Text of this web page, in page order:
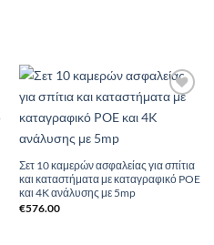
Add to
Σετ 10 καμερών ασφαλείας για σπίτια
και καταστήματα με καταγραφικό POE
και 4K ανάλυσης με 5mp
€576.00